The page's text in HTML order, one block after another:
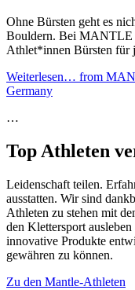
Ohne Bürsten geht es
Bouldern. Bei MANTLE
Athlet*innen Bürsten für
Weiterlesen… from
Germany
…
Top Athleten
Leidenschaft teilen.
ausstatten. Wir sind
Athleten zu stehen mit
den Klettersport
innovative Produkte
gewähren zu können.
Zu den Mantle-Athleten